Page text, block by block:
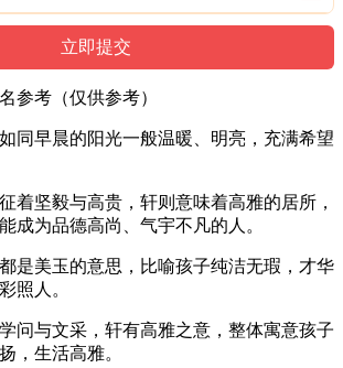
参考（仅供参考）
同早晨的阳光一般温暖、明亮，充满希望
着坚毅与高贵，轩则意味着高雅的居所，
成为品德高尚、气宇不凡的人。
是美玉的意思，比喻孩子纯洁无瑕，才华
照人。
问与文采，轩有高雅之意，整体寓意孩子
，生活高雅。